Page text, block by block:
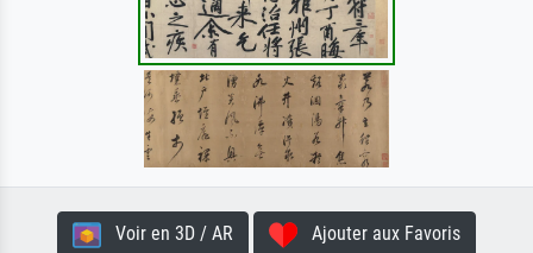
Voir en 3D / AR Ajouter aux Favoris